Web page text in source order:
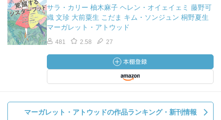
サラ・カリー 柚木麻子 ヘレン・オイェイェミ 藤野可
織 文珍 大前粟生 こだま キム・ソンジュン 桐野夏生
マーガレット・アトウッド
481 2.58 27
マーガレット・アトウッドの作品ランキング・新刊情報